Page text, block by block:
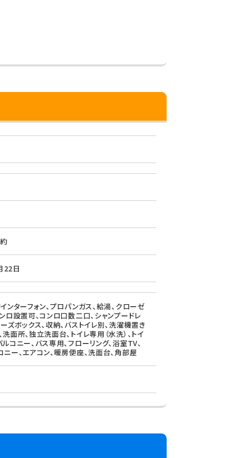
22日
ンターフォン、プロパンガス、給湯、クローゼ
ロ設置可、コンロ口数二口、シャンプードレ
ズボックス、収納、バストイレ別、洗濯機置き
面所、独立洗面台、トイレ専用（水洗）、トイ
コニー、バス専用、フローリング、浴室TV、
ニー、エアコン、暖房便座、洗面台、角部屋